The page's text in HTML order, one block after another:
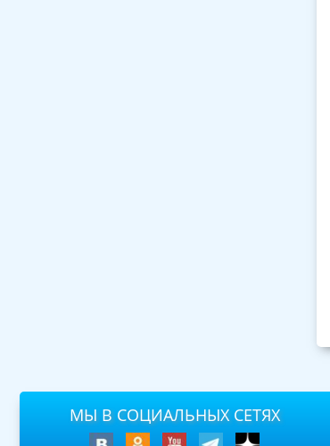
МЫ В СОЦИАЛЬНЫХ СЕТЯХ